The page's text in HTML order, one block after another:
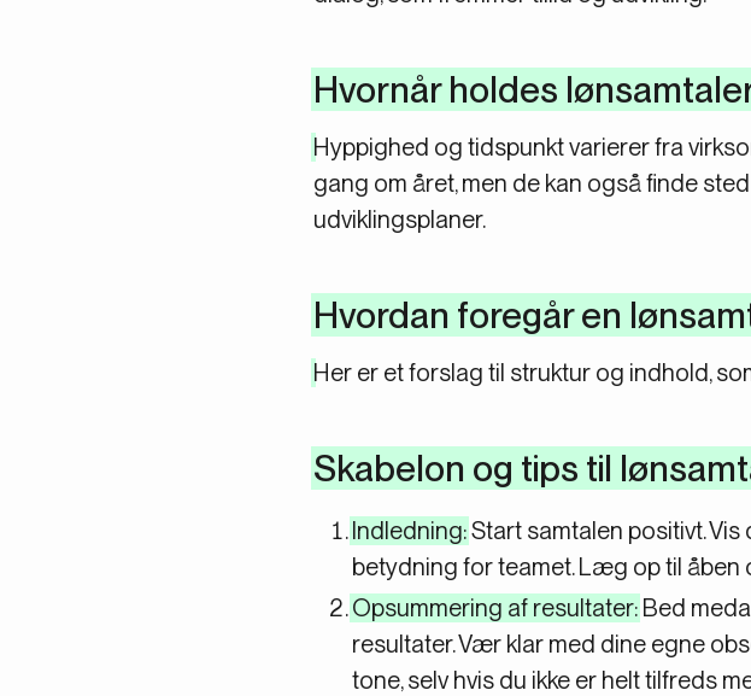
Hvornår holdes
Hyppighed og tidspunkt varierer fra
gang om året, men de kan også finde
udviklingsplaner.
Hvordan foregår en
Her er et forslag til struktur og indhold,
Skabelon og tips til
Indledning:Start samtalen positivt.
betydning for teamet. Læg op til
Opsummering af resultater:Bed
resultater. Vær klar med dine egne
tone, selv hvis du ikke er helt tilfreds